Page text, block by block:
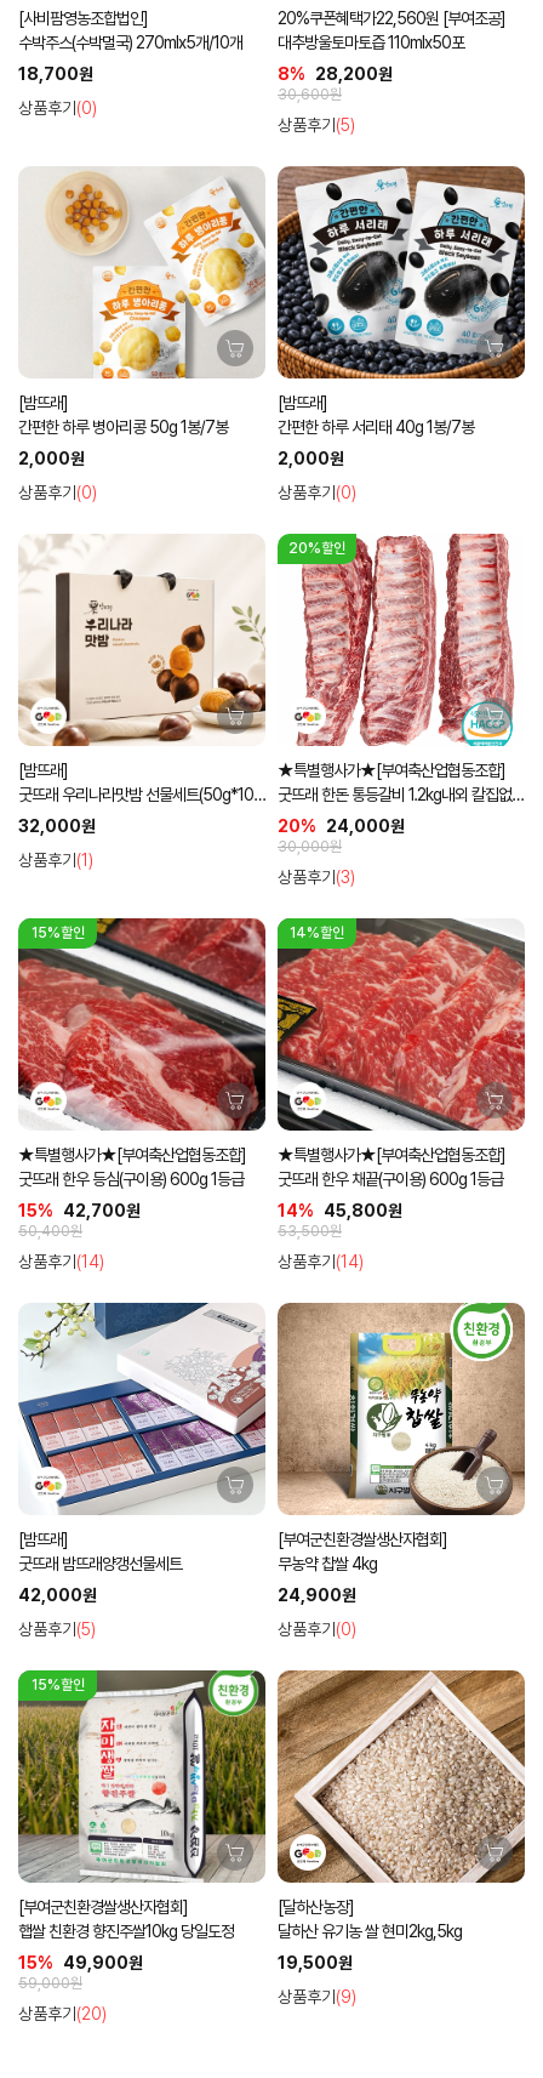
[사비팜영농조합법인]
수박주스(수박멀국) 270mlx5개/10개
18,700원
상품후기 (0)
20%쿠폰혜택가22,560원 [부여조공]
대추방울토마토즙 110mlx50포
8%
28,200원
30,600원
상품후기 (5)
[밤뜨래]
간편한 하루 병아리콩 50g 1봉/7봉
2,000원
상품후기 (0)
[밤뜨래]
간편한 하루 서리태 40g 1봉/7봉
2,000원
상품후기 (0)
[밤뜨래]
굿뜨래 우리나라맛밤 선물세트(50g*10
입)
32,000원
상품후기 (1)
20%할인
★특별행사가★[부여축산업협동조합]
굿뜨래 한돈 통등갈비 1.2kg내외 칼집없는
통포장
20% 24,000원
30,000원
상품후기 (3)
15%할인
★특별행사가★[부여축산업협동조합]
굿뜨래 한우 등심(구이용) 600g 1등급
15%
42,700원
50,400원
상품후기 (14)
14%할인
★특별행사가★[부여축산업협동조합]
굿뜨래 한우 채끝(구이용) 600g 1등급
14%
45,800원
53,500원
상품후기 (14)
[밤뜨래]
굿뜨래 밤뜨래양갱선물세트
42,000원
상품후기 (5)
[부여군친환경쌀생산자협회]
무농약 찹쌀 4kg
24,900원
상품후기 (0)
15%할인
[부여군친환경쌀생산자협회]
햅쌀 친환경 향진주쌀10kg 당일도정
15%
49,900원
59,000원
상품후기 (20)
[달하산농장]
달하산 유기농 쌀 현미2kg,5kg
19,500원
상품후기 (9)